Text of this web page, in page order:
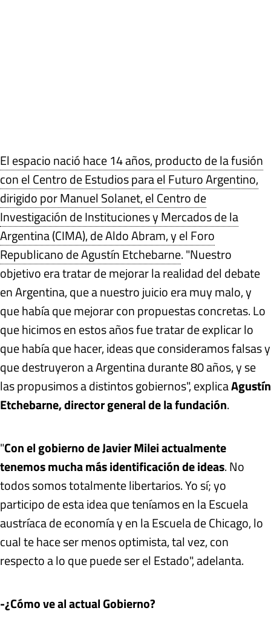
El espacio nació hace 14 años, producto de la fusión
con el Centro de Estudios para el Futuro Argentino,
dirigido por Manuel Solanet, el Centro de
Investigación de Instituciones y Mercados de la
Argentina (CIMA), de Aldo Abram, y el Foro
Republicano de Agustín Etchebarne. "Nuestro
objetivo era tratar de mejorar la realidad del debate
en Argentina, que a nuestro juicio era muy malo, y
que había que mejorar con propuestas concretas. Lo
que hicimos en estos años fue tratar de explicar lo
que había que hacer, ideas que consideramos falsas y
que destruyeron a Argentina durante 80 años, y se
las propusimos a distintos gobiernos", explicaAgustín
Etchebarne, director general de la fundación.
"Con el gobierno de Javier Milei actualmente
tenemos mucha más identificación de ideas. No
todos somos totalmente libertarios. Yo sí; yo
participo de esta idea que teníamos en la Escuela
austríaca de economía y en la Escuela de Chicago, lo
cual te hace ser menos optimista, tal vez, con
respecto a lo que puede ser el Estado", adelanta.
-¿Cómo ve al actual Gobierno?